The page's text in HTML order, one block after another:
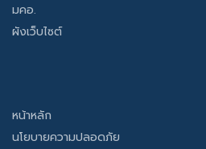
มคอ.
ผังเว็บไซต์
หน้าหลัก
นโยบายความปลอดภัย